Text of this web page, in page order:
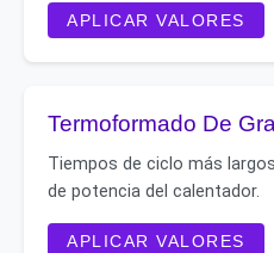
APLICAR VALORES
Termoformado De
Tiempos de ciclo más
de potencia del calentador.
APLICAR VALORES